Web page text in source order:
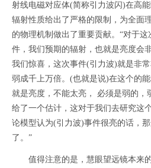
射线电磁对应体(简称引力波闪)在高
辐射性质给出了严格的限制，为全面
的物理机制做出了重要贡献。“对于
件，我们预期的辐射，也就是亮度会
我们惊喜，这次事件(引力波)就是非
弱成千上万倍。(也就是说)在这个的
就是亮度，不能太亮， 必须是弱的，
给了一个估计，这对于我们去研究这
论模型认为(引力波)事件很亮的话，
了。”
值得注意的是，慧眼望远镜本来